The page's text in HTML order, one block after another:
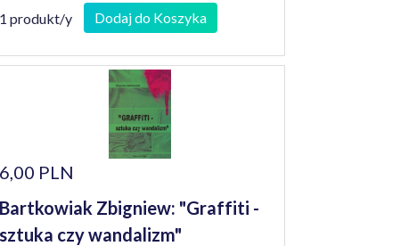
seniorów
1 produkt/y Dodaj do Koszyka
6,00 PLN
Bartkowiak Zbigniew: "Graffiti -
sztuka czy wandalizm"